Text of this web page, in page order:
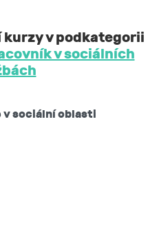
v podkategorii
v sociálních
v sociální oblasti